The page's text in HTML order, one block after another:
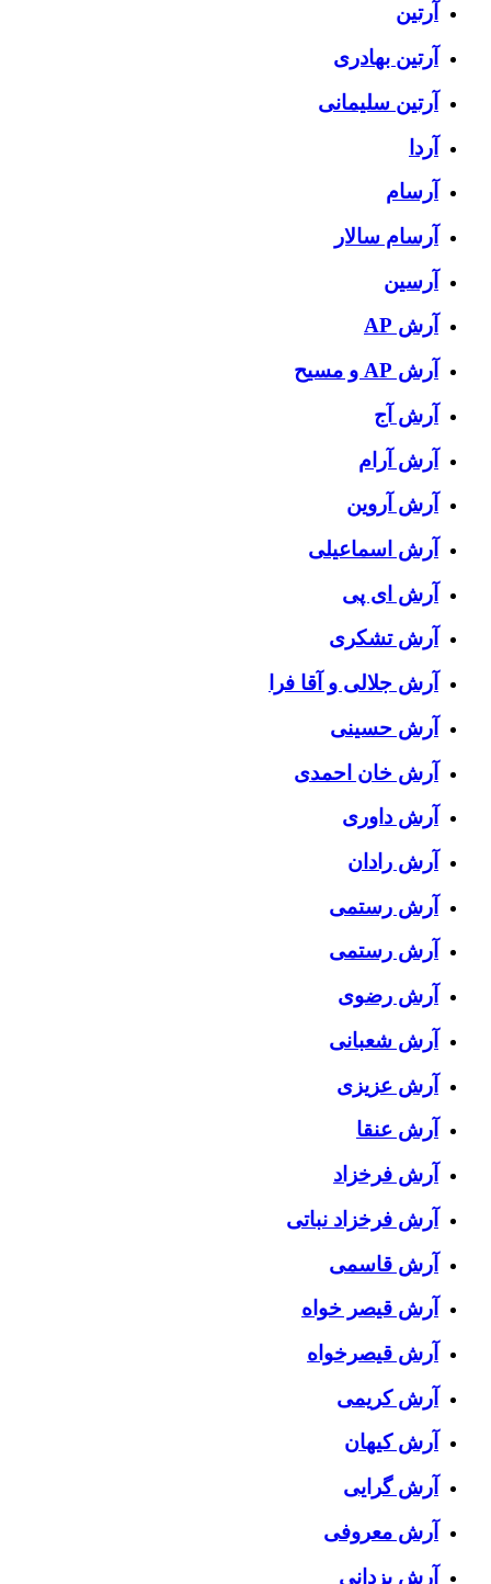
آرتین
آرتین بهادری
آرتین سلیمانی
آردا
آرسام
آرسام سالار
آرسین
آرش AP
آرش AP و مسیح
آرش آج
آرش آرام
آرش آروین
آرش اسماعیلی
آرش ای پی
آرش تشکری
آرش جلالی و آقا فرا
آرش حسینی
آرش خان احمدی
آرش داوری
آرش رادان
آرش رستمى
آرش رستمی
آرش رضوی
آرش شعبانی
آرش عزیزی
آرش عنقا
آرش فرخزاد
آرش فرخزاد نباتی
آرش قاسمی
آرش قیصر خواه
آرش قیصرخواه
آرش کریمی
آرش کیهان
آرش گرایی
آرش معروفی
آرش یزدانی